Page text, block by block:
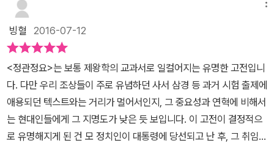
요》를 저본으로 하고, 핑위치엔이 주석을 단 《정관정요》와 예광다의
《정관정요전역》 등도 참조하여 번역하였다. 여러 판본을 비교 대조하
는 교감작업을 꼼꼼히 진행해 원전에 충실하면서도 유려한 번역이 될
수 있도록 했다.
오긍, <정관정요> , p33/513 오긍(吳兢, , 670~749)의 <정관정
(太宗 李世民, 599~649)과 신하들의 문답(問答)을 기록한 책이
다. 군주와 신하가 백성을 위해 마음을 모아야 함을 강조하는 <정관
정요>의 내용은 신하는 군주의 허물을 말하는데 주저함이 없어야 하
며, 군주는 신하들의 목소리에 귀기울이고 이들의 장단점을 잘 파악
하여 권한을 잘 위임해야 한다는 것으로 내용을 요약할 수 있겠다. 그
결과 당은 수(隋)나라가 남김 피폐함을 딛고 일어설 수 있었다. 그렇
지만, 정관의 치세 전반이 태평성대는 아니었다. 폐하께서 항상 겸허
빙혈 2016-07-12
<정관정요>는 보통 제왕학의 교과서로 일컬어지는 유명한 고전입니
다. 다만 우리 조상들이 주로 유념하던 사서 삼경 등 과거 시험 출제에
애용되던 텍스트와는 거리가 멀어서인지, 그 중요성과 연혁에 비해서
는 현대인들에게 그 지명도가 낮은 듯 보입니다. 이 고전이 결정적으
로 유명해지게 된 건 모 정치인이 대통령에 당선되고 난 후, 그 취임까